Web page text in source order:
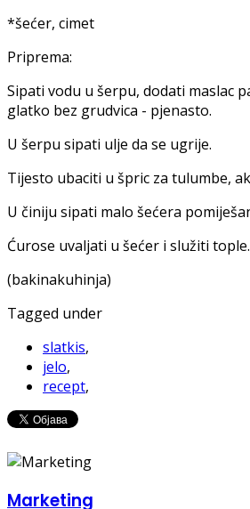
*šećer, cimet
Priprema:
Sipati vodu u šerpu, dodati maslac
glatko bez grudvica - pjenasto.
U šerpu sipati ulje da se ugrije.
Tijesto ubaciti u špric za tulumbe,
U činiju sipati malo šećera
Ćurose uvaljati u šećer i služiti tople.
(bakinakuhinja)
Tagged under
slatkis,
jelo,
recept,
Marketing